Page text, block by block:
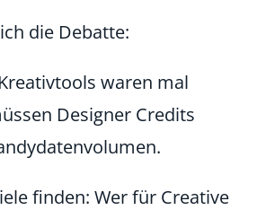
die Debatte:
Kreativtools waren mal
Designer Credits
finden: Wer für Creative